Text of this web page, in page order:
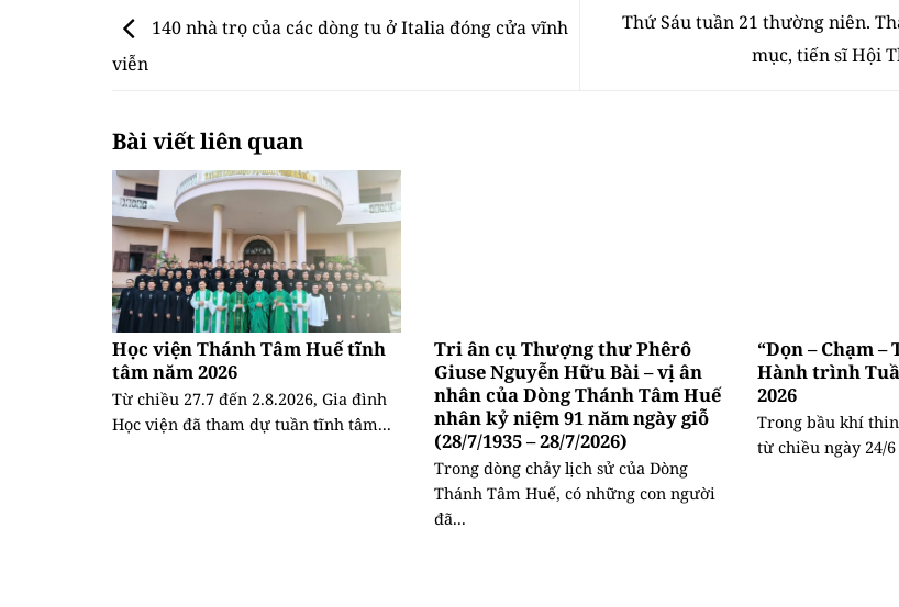
140 nhà trọ của các dòng tu ở Italia đóng cửa vĩnh
viễn
Thứ Sáu tuần 21 thường niên.
mục, tiến sĩ Hội
Bài viết liên quan
Học viện Thánh Tâm Huế tĩnh
tâm năm 2026
Từ chiều 27.7 đến 2.8.2026, Gia đình
Học viện đã tham dự tuần tĩnh tâm...
Tri ân cụ Thượng thư Phêrô
Giuse Nguyễn Hữu Bài – vị ân
nhân của Dòng Thánh Tâm Huế
nhân kỷ niệm 91 năm ngày giỗ
(28/7/1935 – 28/7/2026)
Trong dòng chảy lịch sử của Dòng
Thánh Tâm Huế, có những con người
đã...
“Dọn – Chạm –
Hành trình
2026
Trong bầu khí
từ chiều ngày 24/6